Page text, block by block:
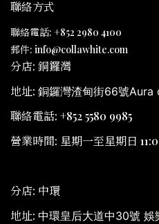
聯絡方式
聯絡電話: +852 2980 4100
郵件: info@collawhite.com
分店: 銅鑼灣
地址: 銅鑼灣渣甸街66號Aura
聯絡電話: +852 5580 9985
營業時間: 星期一至星期日
分店: 中環
地址: 中環皇后大道中30號 娛